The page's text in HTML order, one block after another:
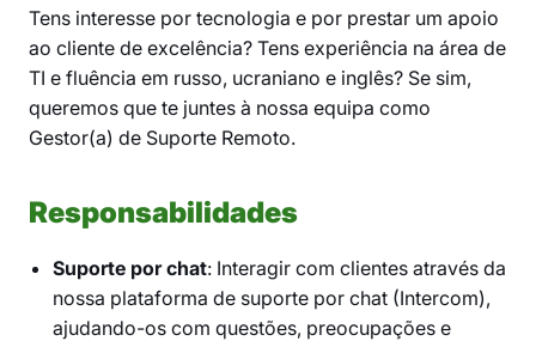
Tens interesse por tecnologia e por prestar um apoio
ao cliente de excelência? Tens experiência na área de
TI e fluência em russo, ucraniano e inglês? Se sim,
queremos que te juntes à nossa equipa como
Gestor(a) de Suporte Remoto.
Responsabilidades
Suporte por chat: Interagir com clientes através da
nossa plataforma de suporte por chat (Intercom),
ajudando-os com questões, preocupações e